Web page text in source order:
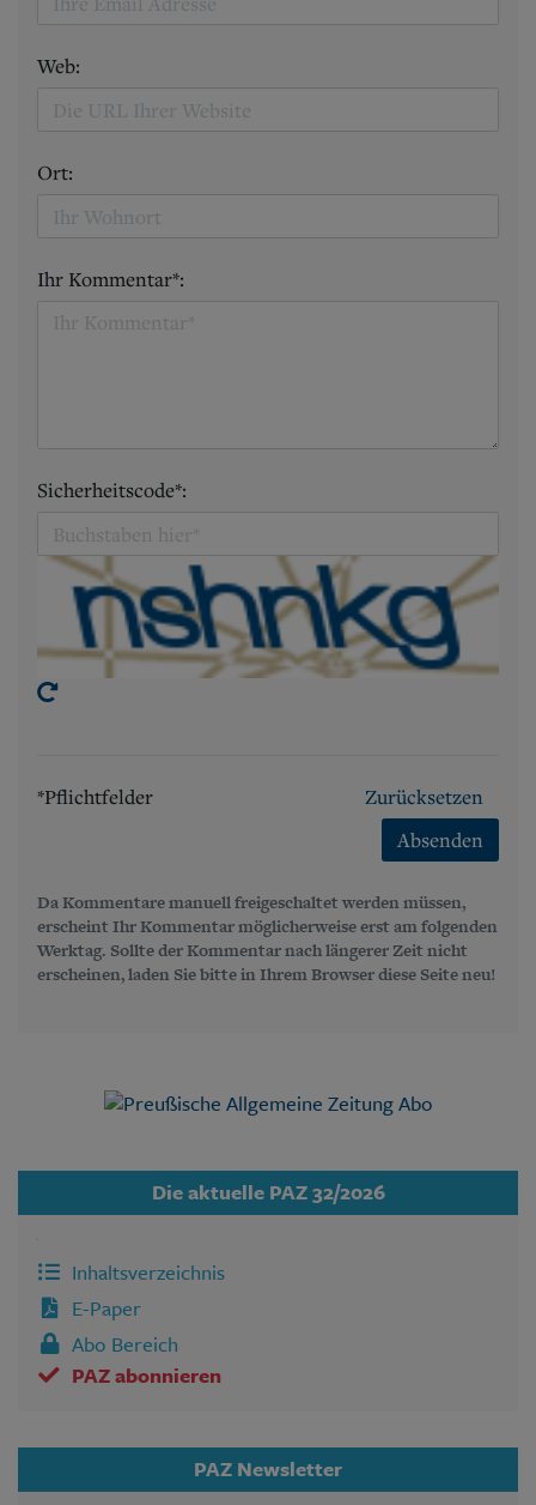
Web:
Ort:
Ihr Kommentar*:
Sicherheitscode*:
*Pflichtfelder
Zurücksetzen
Absenden
Da Kommentare manuell freigeschaltet werden müssen,
erscheint Ihr Kommentar möglicherweise erst am folgenden
Werktag. Sollte der Kommentar nach längerer Zeit nicht
erscheinen, laden Sie bitte in Ihrem Browser diese Seite neu!
Die aktuelle PAZ 32/2026
Inhaltsverzeichnis
E-Paper
Abo Bereich
PAZ abonnieren
PAZ Newsletter